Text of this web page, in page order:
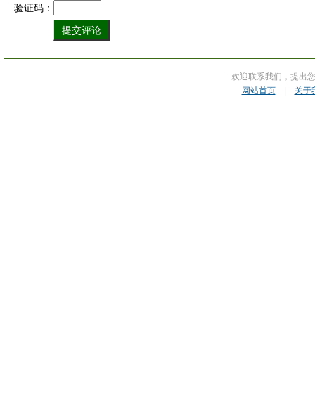
验证码：
欢迎联系我们，提出
网站首页| 关于